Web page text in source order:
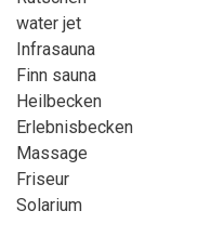
water jet
Infrasauna
Finn sauna
Heilbecken
Erlebnisbecken
Massage
Friseur
Solarium